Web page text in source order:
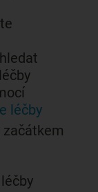
léčby
začátkem